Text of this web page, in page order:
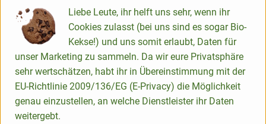
Zutaten
Nährwert-Info
Produktdatenblatt
Liebe Leute, ihr helft uns sehr, wenn ihr
Cookies zulasst (bei uns sind es sogar Bio-
Kekse!) und uns somit erlaubt, Daten für
unser Marketing zu sammeln. Da wir eure Privatsphäre
sehr wertschätzen, habt ihr in Übereinstimmung mit der
EU-Richtlinie 2009/136/EG (E-Privacy) die Möglichkeit
genau einzustellen, an welche Dienstleister ihr Daten
weitergebt.